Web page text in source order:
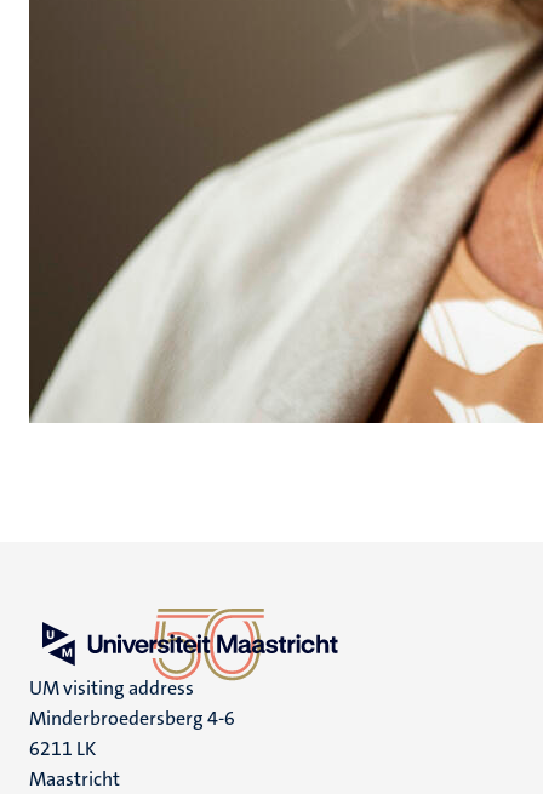
UM visiting address
Minderbroedersberg 4-6
6211 LK
Maastricht